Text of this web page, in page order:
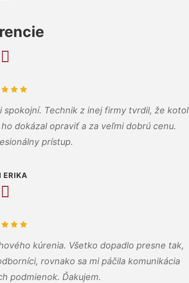
spokojní. Technik z inej firmy tvrdil, že kotol
dokázal opraviť a za veľmi dobrú cenu.
prístup.
ERIKA
kúrenia. Všetko dopadlo presne tak,
rovnako sa mi páčila komunikácia
podmienok. Ďakujem.